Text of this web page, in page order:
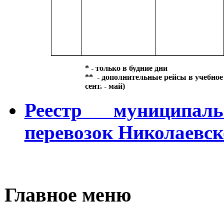
* - только в будние дни
** - дополнительные рейсы в учебное
сент. - май)
Реестр
перевозок
Главное меню